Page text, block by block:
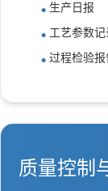
生产日报
工艺参数记
过程检验报
质量控制